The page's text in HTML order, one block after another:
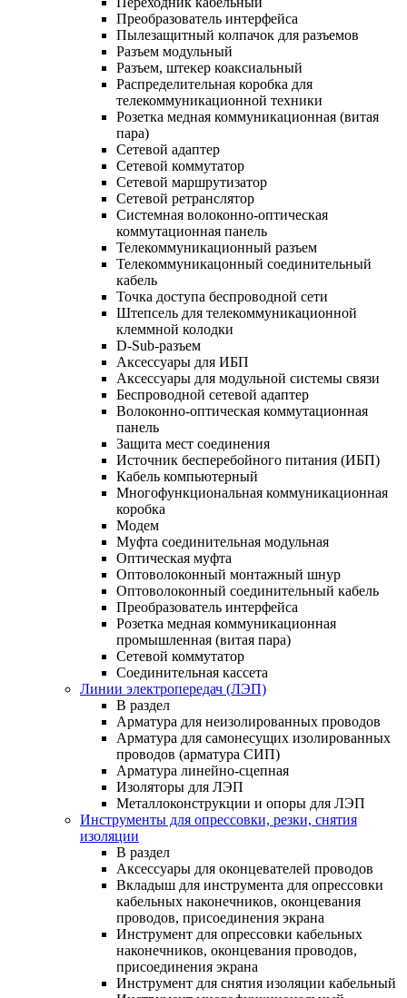
Преобразователь интерфейса
Пылезащитный колпачок для разъемов
Разъем модульный
Разъем, штекер коаксиальный
Распределительная коробка для
телекоммуникационной техники
Розетка медная коммуникационная (витая
пара)
Сетевой адаптер
Сетевой коммутатор
Сетевой маршрутизатор
Сетевой ретранслятор
Системная волоконно-оптическая
коммутационная панель
Телекоммуникационный разъем
Телекоммуникацонный соединительный
кабель
Точка доступа беспроводной сети
Штепсель для телекоммуникационной
клеммной колодки
D-Sub-разъем
Аксессуары для ИБП
Аксессуары для модульной системы связи
Беспроводной сетевой адаптер
Волоконно-оптическая коммутационная
панель
Защита мест соединения
Источник бесперебойного питания (ИБП)
Кабель компьютерный
Многофункциональная коммуникационная
коробка
Модем
Муфта соединительная модульная
Оптическая муфта
Оптоволоконный монтажный шнур
Оптоволоконный соединительный кабель
Преобразователь интерфейса
Розетка медная коммуникационная
промышленная (витая пара)
Сетевой коммутатор
Соединительная кассета
Линии электропередач (ЛЭП)
В раздел
Арматура для неизолированных проводов
Арматура для самонесущих изолированных
проводов (арматура СИП)
Арматура линейно-сцепная
Изоляторы для ЛЭП
Металлоконструкции и опоры для ЛЭП
Инструменты для опрессовки, резки, снятия
изоляции
В раздел
Аксессуары для оконцевателей проводов
Вкладыш для инструмента для опрессовки
кабельных наконечников, оконцевания
проводов, присоединения экрана
Инструмент для опрессовки кабельных
наконечников, оконцевания проводов,
присоединения экрана
Инструмент для снятия изоляции кабельный